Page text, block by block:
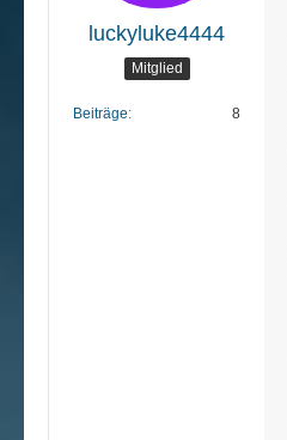
luckyluke4444
Mitglied
Beiträge 8